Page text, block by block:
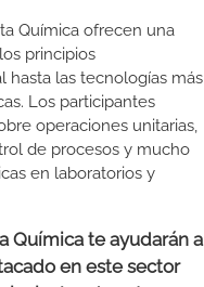
Química ofrecen una
principios
hasta las tecnologías más
Los participantes
operaciones unitarias,
de procesos y mucho
en laboratorios y
Química te ayudarán a
en este sector